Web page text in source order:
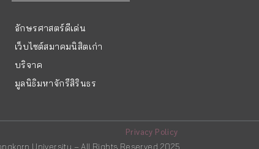
อักษรศาสตร์ดีเด่น
เว็บไซต์สมาคมนิสิตเก่า
บริจาค
มูลนิธิมหาจักรีสิรินธร
Privacy Policy
University – All Rights Reserved 2025